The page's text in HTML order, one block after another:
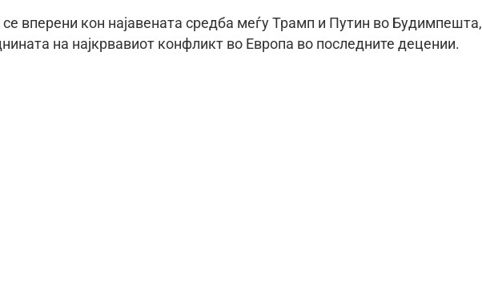
вперени кон најавената средба меѓу Трамп и Путин во Будимпешта,
на најкрвавиот конфликт во Европа во последните децении.